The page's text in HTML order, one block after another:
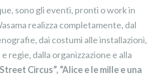
sono gli eventi, pronti o work in
realizza completamente, dal
dai costumi alle installazioni,
regie, dalla organizzazione e alla
Circus”, “Alice e le mille e una